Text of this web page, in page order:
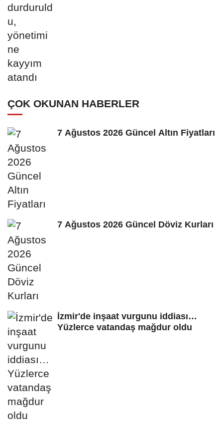
ÇOK OKUNAN HABERLER
7 Ağustos 2026 Güncel Altın Fiyatları
7 Ağustos 2026 Güncel Döviz Kurları
İzmir'de inşaat vurgunu iddiası…
Yüzlerce vatandaş mağdur oldu